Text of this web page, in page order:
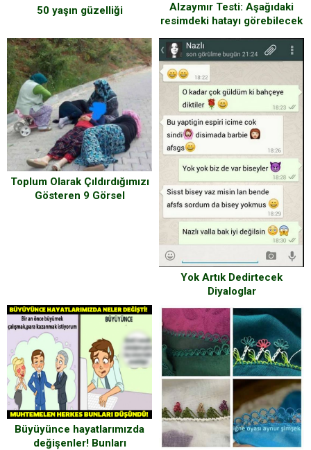
50 yaşın güzelliği
Alzaymır Testi: Aşağıdaki
resimdeki hatayı görebilecek
Toplum Olarak Çıldırdığımızı
Gösteren 9 Görsel
Yok Artık Dedirtecek
Diyaloglar
Büyüyünce hayatlarımızda
değişenler! Bunları